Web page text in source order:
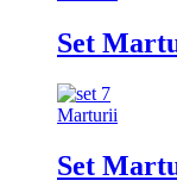
Set
Marturii
Set